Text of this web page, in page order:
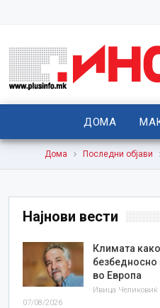
ДОМА
Дома Последни објави
Најнови вести
Климата како
во Европа
Ивица Челиковиќ
07/08/2026